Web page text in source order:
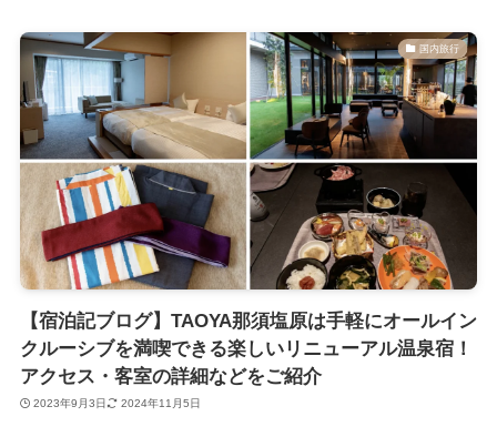
国内旅行
【宿泊記ブログ】TAOYA那須塩原は手軽にオールイン
クルーシブを満喫できる楽しいリニューアル温泉宿！
アクセス・客室の詳細などをご紹介
2023年9月3日 2024年11月5日